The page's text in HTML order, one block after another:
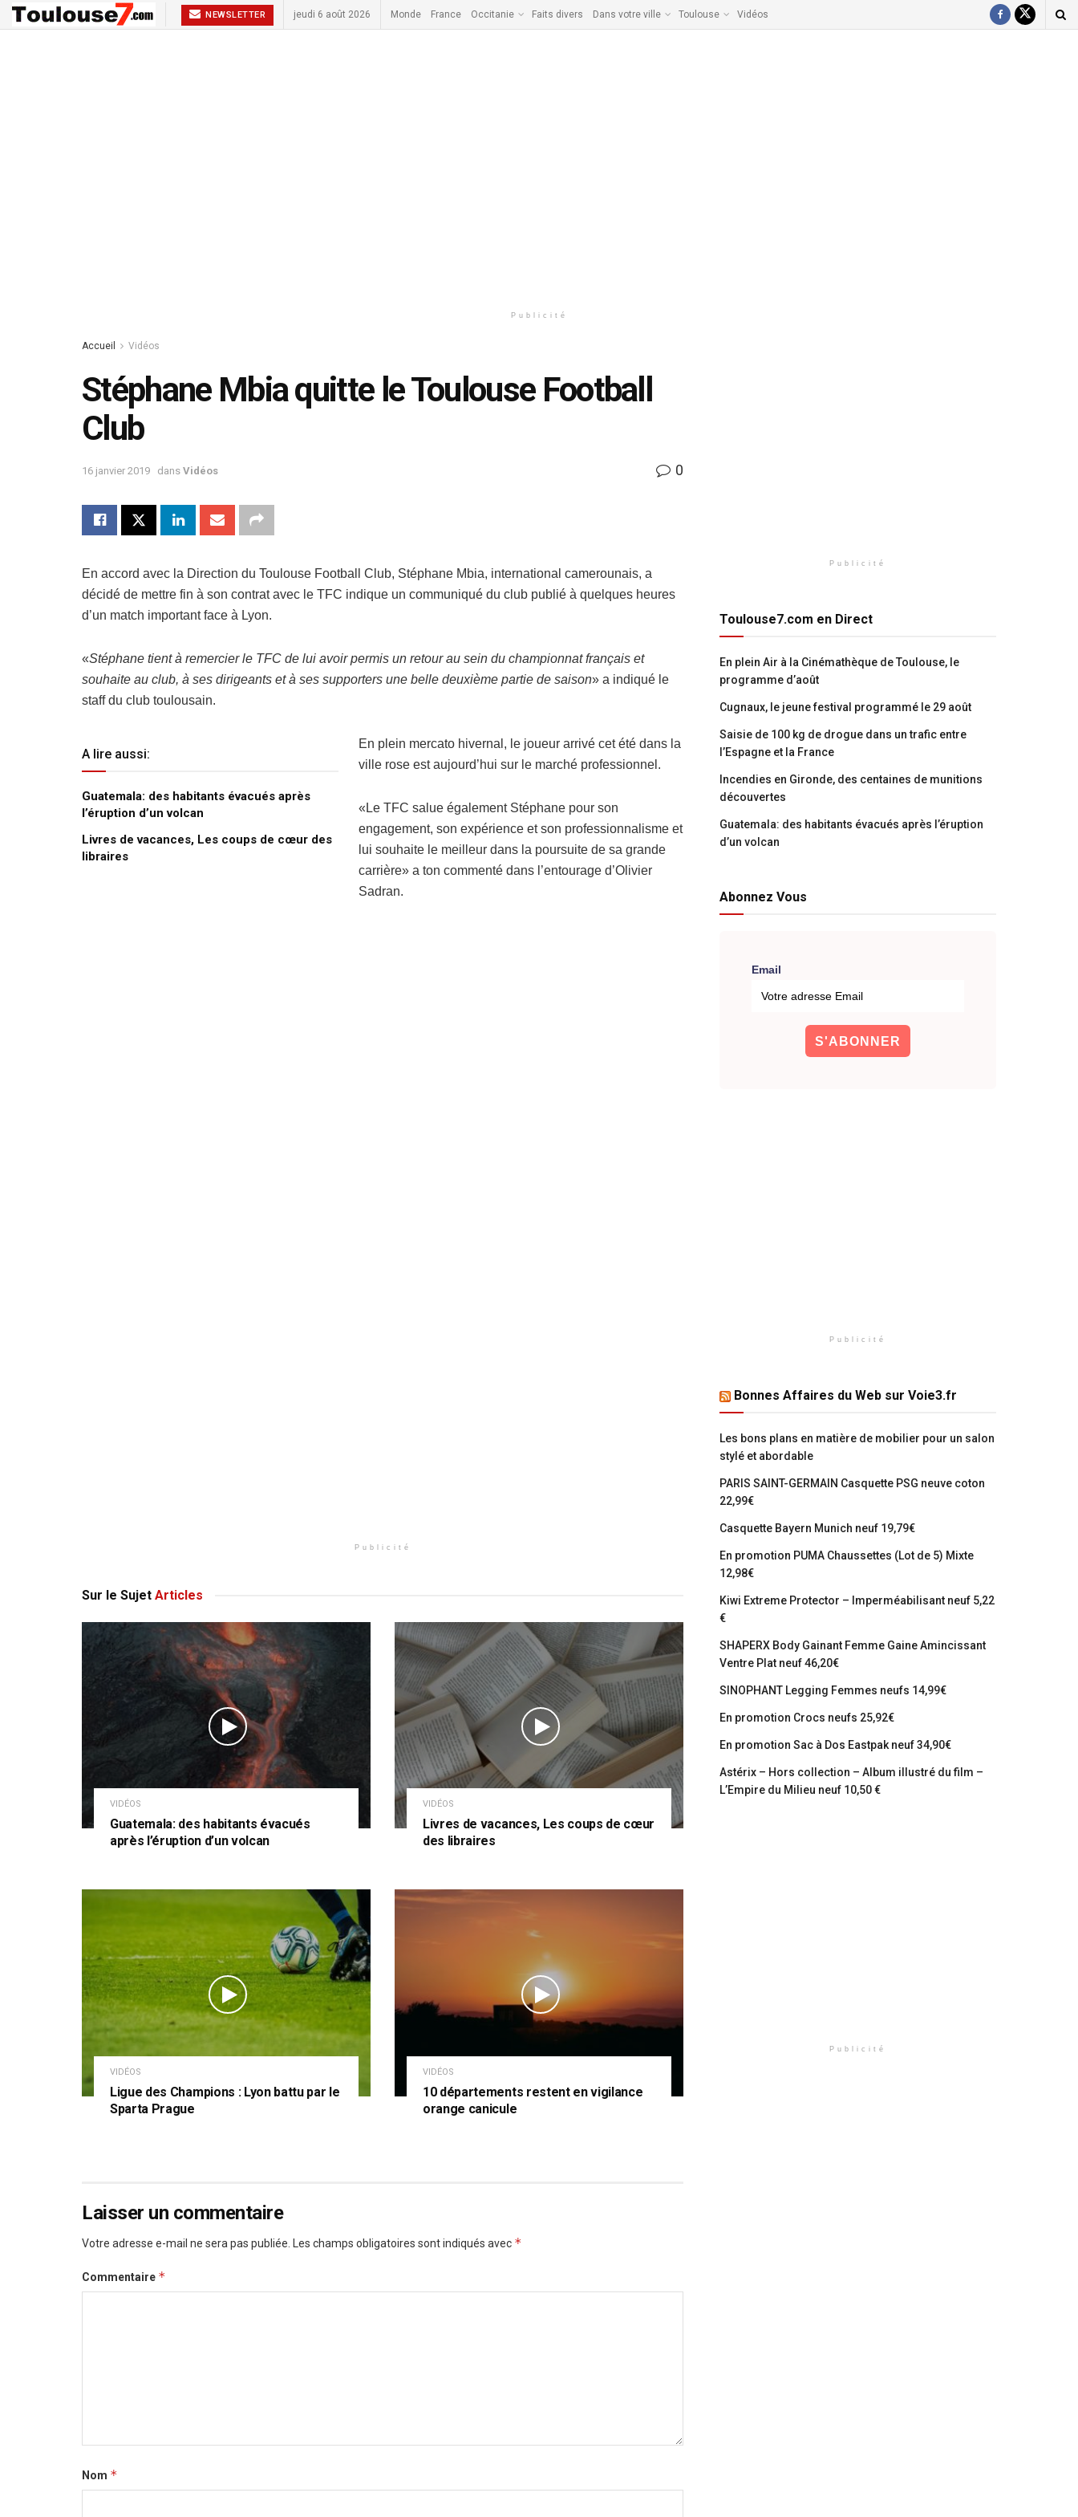
NEWSLETTER jeudi 6 août 2026 Monde France Occitanie Faits divers Dans votre ville Toulouse Vidéos
Publicité
Accueil Vidéos
Stéphane Mbia quitte le Toulouse Football
Club
16 janvier 2019 dans Vidéos 0
En accord avec la Direction du Toulouse Football Club, Stéphane Mbia, international camerounais, a
décidé de mettre fin à son contrat avec le TFC indique un communiqué du club publié à quelques heures
d’un match important face à Lyon.
«Stéphane tient à remercier le TFC de lui avoir permis un retour au sein du championnat français et
souhaite au club, à ses dirigeants et à ses supporters une belle deuxième partie de saison» a indiqué le
staff du club toulousain.
A lire aussi:
Guatemala: des habitants évacués après
l’éruption d’un volcan
Livres de vacances, Les coups de cœur des
libraires
En plein mercato hivernal, le joueur arrivé cet été dans la
ville rose est aujourd’hui sur le marché professionnel.
«Le TFC salue également Stéphane pour son
engagement, son expérience et son professionnalisme et
lui souhaite le meilleur dans la poursuite de sa grande
carrière» a ton commenté dans l’entourage d’Olivier
Sadran.
Publicité
Sur le Sujet Articles
VIDÉOS
Guatemala: des habitants évacués
après l’éruption d’un volcan
VIDÉOS
Livres de vacances, Les coups de cœur
des libraires
VIDÉOS
Ligue des Champions : Lyon battu par le
Sparta Prague
VIDÉOS
10 départements restent en vigilance
orange canicule
Laisser un commentaire
Votre adresse e-mail ne sera pas publiée. Les champs obligatoires sont indiqués avec *
Commentaire *
Nom *
Publicité
Toulouse7.com en Direct
En plein Air à la Cinémathèque de Toulouse, le
programme d’août
Cugnaux, le jeune festival programmé le 29 août
Saisie de 100 kg de drogue dans un trafic entre
l’Espagne et la France
Incendies en Gironde, des centaines de munitions
découvertes
Guatemala: des habitants évacués après l’éruption
d’un volcan
Abonnez Vous
Email
Publicité
Bonnes Affaires du Web sur Voie3.fr
Les bons plans en matière de mobilier pour un salon
stylé et abordable
PARIS SAINT-GERMAIN Casquette PSG neuve coton
22,99€
Casquette Bayern Munich neuf 19,79€
En promotion PUMA Chaussettes (Lot de 5) Mixte
12,98€
Kiwi Extreme Protector – Imperméabilisant neuf 5,22
€
SHAPERX Body Gainant Femme Gaine Amincissant
Ventre Plat neuf 46,20€
SINOPHANT Legging Femmes neufs 14,99€
En promotion Crocs neufs 25,92€
En promotion Sac à Dos Eastpak neuf 34,90€
Astérix – Hors collection – Album illustré du film –
L’Empire du Milieu neuf 10,50 €
Publicité